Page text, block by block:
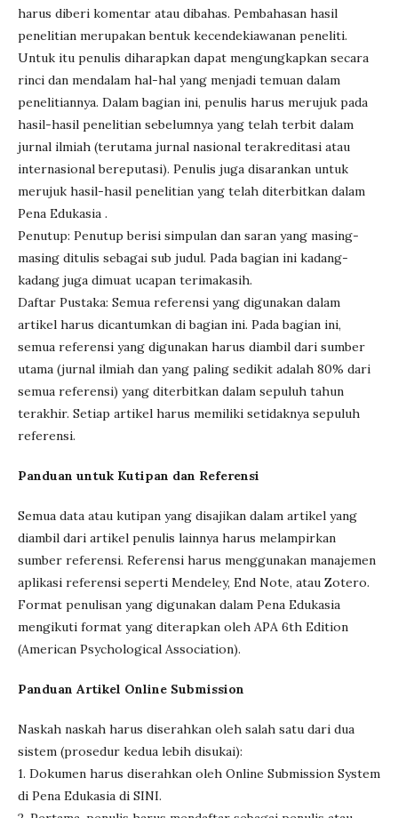
harus diberi komentar atau dibahas. Pembahasan hasil
penelitian merupakan bentuk kecendekiawanan peneliti.
Untuk itu penulis diharapkan dapat mengungkapkan secara
rinci dan mendalam hal-hal yang menjadi temuan dalam
penelitiannya. Dalam bagian ini, penulis harus merujuk pada
hasil-hasil penelitian sebelumnya yang telah terbit dalam
jurnal ilmiah (terutama jurnal nasional terakreditasi atau
internasional bereputasi). Penulis juga disarankan untuk
merujuk hasil-hasil penelitian yang telah diterbitkan dalam
Pena Edukasia .
Penutup: Penutup berisi simpulan dan saran yang masing-
masing ditulis sebagai sub judul. Pada bagian ini kadang-
kadang juga dimuat ucapan terimakasih.
Daftar Pustaka: Semua referensi yang digunakan dalam
artikel harus dicantumkan di bagian ini. Pada bagian ini,
semua referensi yang digunakan harus diambil dari sumber
utama (jurnal ilmiah dan yang paling sedikit adalah 80% dari
semua referensi) yang diterbitkan dalam sepuluh tahun
terakhir. Setiap artikel harus memiliki setidaknya sepuluh
referensi.
Panduan untuk Kutipan dan Referensi
Semua data atau kutipan yang disajikan dalam artikel yang
diambil dari artikel penulis lainnya harus melampirkan
sumber referensi. Referensi harus menggunakan manajemen
aplikasi referensi seperti Mendeley, End Note, atau Zotero.
Format penulisan yang digunakan dalam Pena Edukasia
mengikuti format yang diterapkan oleh APA 6th Edition
(American Psychological Association).
Panduan Artikel Online Submission
Naskah naskah harus diserahkan oleh salah satu dari dua
sistem (prosedur kedua lebih disukai):
1. Dokumen harus diserahkan oleh Online Submission System
di Pena Edukasia di SINI.